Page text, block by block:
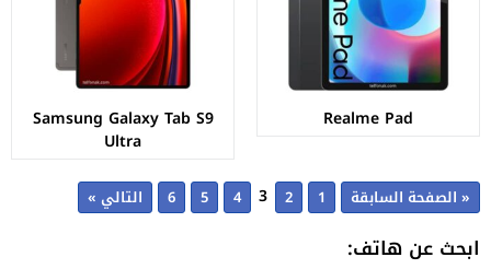
Realme Pad
Samsung Galaxy Tab S9
Ultra
« الصفحة السابقة 1
2
3
4
5
6 التالي »
ابحث عن هاتف: